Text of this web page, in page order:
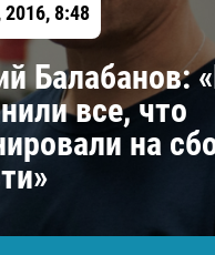
8:48
Балабанов:
все, что
на